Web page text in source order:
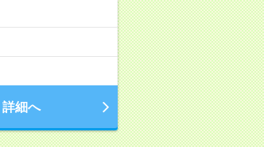
詳細へ